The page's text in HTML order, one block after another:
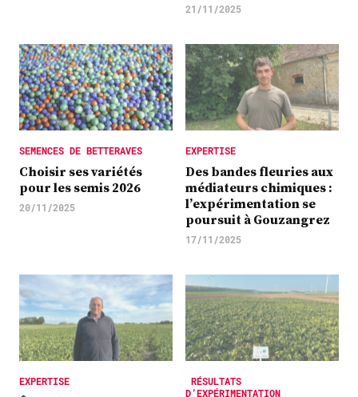
21/11/2025
SEMENCES DE BETTERAVES
Choisir ses variétés
pour les semis 2026
20/11/2025
EXPERTISE
Des bandes fleuries aux
médiateurs chimiques :
l’expérimentation se
poursuit à Gouzangrez
17/11/2025
EXPERTISE
RÉSULTATS
D’EXPÉRIMENTATION